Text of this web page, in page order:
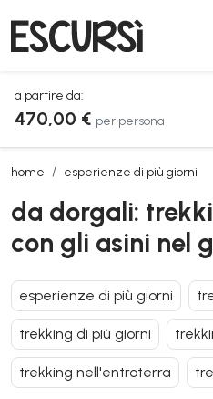
a partire da:
470,00 € per persona
home esperienze di più giorni
da dorgali: trekking di 3 giorni con
da dorgali:
con gli asini nel
esperienze di più giorni
trekking di più giorni
trekking nell'entroterra